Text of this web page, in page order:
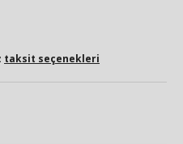
taksit seçenekleri